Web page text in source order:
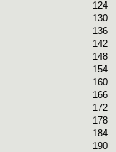
124
130
136
142
148
154
160
166
172
178
184
190